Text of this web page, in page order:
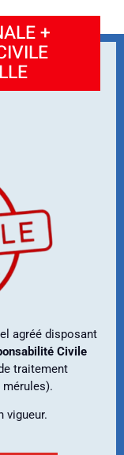
+
agréé disposant
Civile
traitement
vigueur.